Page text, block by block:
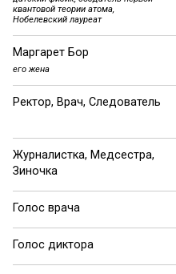
квантовой теории атома,
Нобелевский лауреат
Маргарет Бор
его жена
Ректор, Врач, Следователь
Журналистка, Медсестра,
Зиночка
Голос врача
Голос диктора